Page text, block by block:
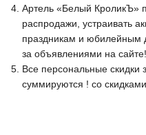
Портрет
Все схемы
Бесплатные схемы
Артель «Белый КроликЪ»
распродажи, устраивать
праздникам и юбилейным
за объявлениями на сайте!
Все персональные скидки
суммируются ! со